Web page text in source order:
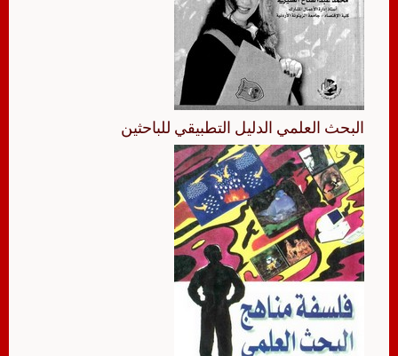
البحث العلمي الدليل التطبيقي للباحثين